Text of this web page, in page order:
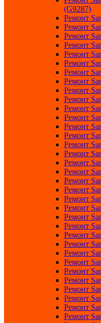
(G9287)
Ремонт
Ремонт
Ремонт
Ремонт
Ремонт
Ремонт
Ремонт
Ремонт
Ремонт
Ремонт
Ремонт
Ремонт
Ремонт
Ремонт
Ремонт
Ремонт
Ремонт
Ремонт
Ремонт
Ремонт
Ремонт
Ремонт
Ремонт
Ремонт
Ремонт
Ремонт
Ремонт
Ремонт
Ремонт
Ремонт
Ремонт
Ремонт
Ремонт
Ремонт